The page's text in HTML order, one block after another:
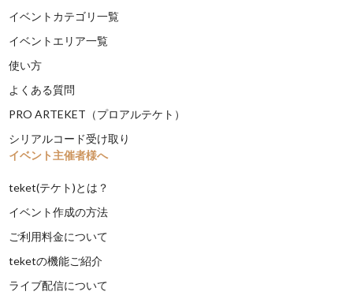
イベントカテゴリ一覧
イベントエリア一覧
使い方
よくある質問
PRO ARTEKET（プロアルテケト）
シリアルコード受け取り
イベント主催者様へ
teket(テケト)とは？
イベント作成の方法
ご利用料金について
teketの機能ご紹介
ライブ配信について